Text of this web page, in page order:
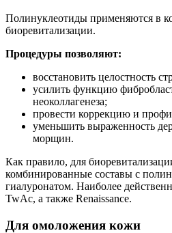
Полинуклеотиды применяются в
биоревитализации.
Процедуры позволяют:
восстановить целостность
усилить функцию
неоколлагенеза;
провести коррекцию и
уменьшить выраженность
морщин.
Как правило, для
комбинированные составы с
гиалуронатом. Наиболее
TwAc, а также Renaissance.
Для омоложения кожи